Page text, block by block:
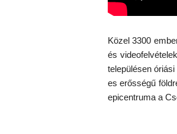
Közel 3300
és
településen
es erősségű
epicentruma a